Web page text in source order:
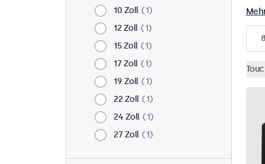
10 Zoll
1
12 Zoll
1
15 Zoll
1
17 Zoll
1
19 Zoll
1
22 Zoll
1
24 Zoll
1
27 Zoll
1
8